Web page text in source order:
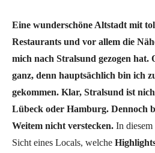
Eine wunderschöne Altstadt mit
Restaurants und vor allem die
mich nach Stralsund gezogen hat.
ganz, denn hauptsächlich bin ich
gekommen. Klar, Stralsund ist
Lübeck oder Hamburg. Dennoch
Weitem nicht verstecken. In
Sicht eines Locals, welche